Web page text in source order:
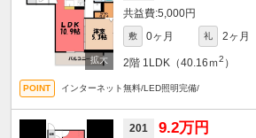
5,000円
敷 0ヶ月 礼 2ヶ月
2階 1LDK（40.16ｍ2 ）
インターネット無料/LED照明完備/
201 9.2万円